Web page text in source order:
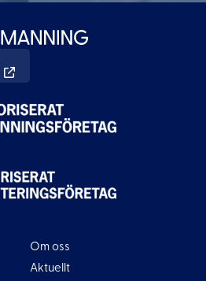
Om oss
Aktuellt